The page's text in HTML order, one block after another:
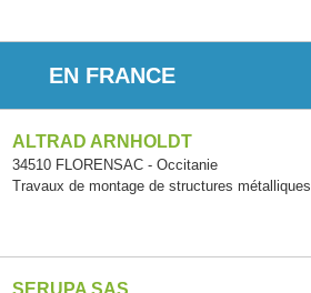
EN FRANCE
ALTRAD ARNHOLDT
34510 FLORENSAC - Occitanie
Travaux de montage de structures métalliques